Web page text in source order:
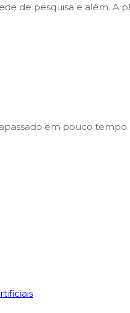
de pesquisa e além. A
em pouco